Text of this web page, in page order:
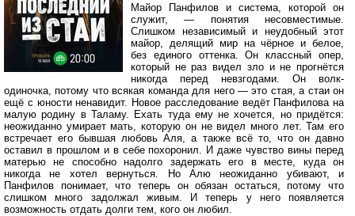
Майор Панфилов и система, которой он
служит, — понятия несовместимые.
Слишком независимый и неудобный этот
майор, делящий мир на чёрное и белое,
без единого оттенка. Он классный опер,
который не раз видел зло и не прогнётся
никогда перед невзгодами. Он волк-
одиночка, потому что всякая команда для него — это стая, а стаи он
ещё с юности ненавидит. Новое расследование ведёт Панфилова на
малую родину в Таламу. Ехать туда ему не хочется, но придётся:
неожиданно умирает мать, которую он не видел много лет. Там его
встречает его бывшая любовь Аля, а также всё то, что он давно
оставил в прошлом и в себе похоронил. И даже чувство вины перед
матерью не способно надолго задержать его в месте, куда он
никогда не хотел вернуться. Но Алю неожиданно убивают, и
Панфилов понимает, что теперь он обязан остаться, потому что
слишком много задолжал живым. И теперь у него появляется
возможность отдать долги тем, кого он любил.